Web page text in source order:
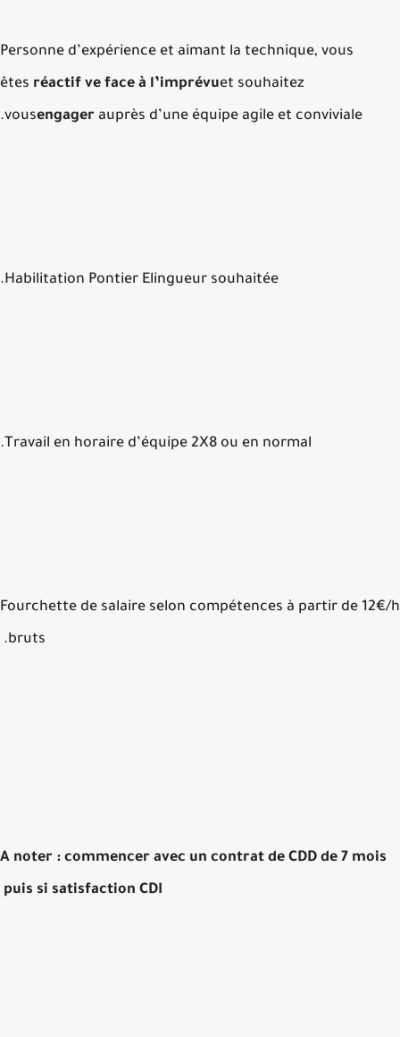
Personne d’expérience et aimant la technique, vous
êtesréactif ve face à l’imprévu et souhaitez
vousengagerauprès d’une équipe agile et conviviale.
Habilitation Pontier Elingueur souhaitée.
Travail en horaire d’équipe 2X8 ou en normal.
Fourchette de salaire selon compétences à partir de
bruts.
A noter : commencer avec un contrat de CDD de 7
puis si satisfaction CDI